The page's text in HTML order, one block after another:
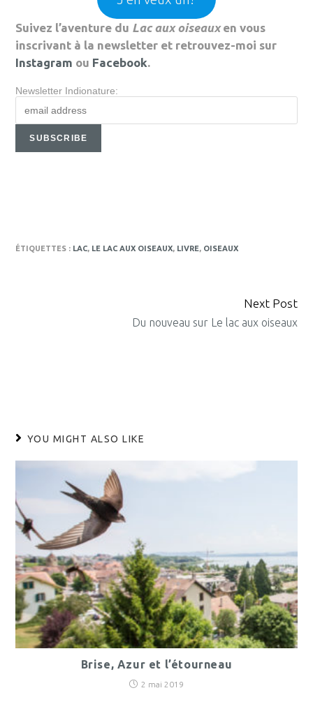
Suivez l’aventure du Lac aux oiseauxen vous
inscrivant à la newsletter et retrouvez-moi sur
Instagram ou Facebook.
Newsletter Indionature:
ÉTIQUETTES : LAC, LE LAC AUX OISEAUX, LIVRE, OISEAUX
Next Post
Du nouveau sur Le lac aux oiseaux
YOU MIGHT ALSO LIKE
Brise, Azur et l’étourneau
2 mai 2019